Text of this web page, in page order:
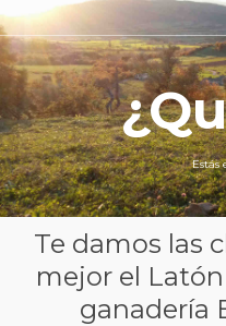
Estás
Te damos las
mejor el
ganadería